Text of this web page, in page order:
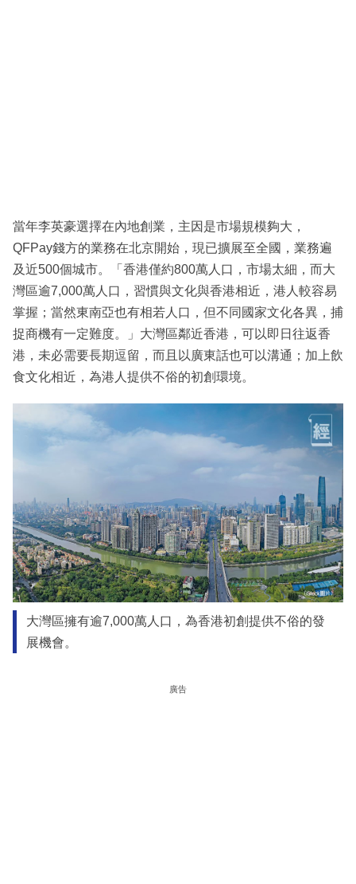
當年李英豪選擇在內地創業，主因是市場規模夠大，
QFPay錢方的業務在北京開始，現已擴展至全國，業務遍
及近500個城市。「香港僅約800萬人口，市場太細，而大
灣區逾7,000萬人口，習慣與文化與香港相近，港人較容易
掌握；當然東南亞也有相若人口，但不同國家文化各異，捕
捉商機有一定難度。」大灣區鄰近香港，可以即日往返香
港，未必需要長期逗留，而且以廣東話也可以溝通；加上飲
食文化相近，為港人提供不俗的初創環境。
大灣區擁有逾7,000萬人口，為香港初創提供不俗的發
展機會。
廣告